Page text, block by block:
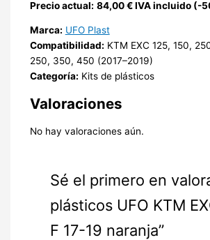
Precio actual: 84,00 € IVA incluido (-
Marca: UFO Plast
Compatibilidad: KTM EXC 125, 150,
250, 350, 450 (2017–2019)
Categoría: Kits de plásticos
Valoraciones
No hay valoraciones aún.
Sé el primero en
plásticos UFO KTM
F 17-19 naranja”